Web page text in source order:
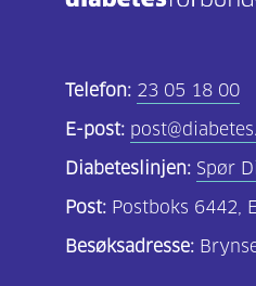
Telefon: 23 05 18 00
E-post:
Diabeteslinjen: Spør
Post: Postboks 6442,
Besøksadresse: